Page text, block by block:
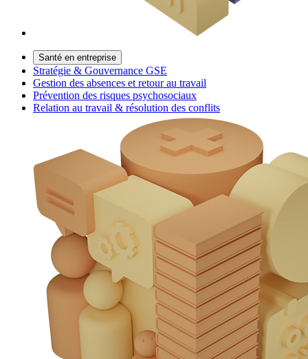
Santé en entreprise
Stratégie & Gouvernance GSE
Gestion des absences et retour au travail
Prévention des risques psychosociaux
Relation au travail & résolution des conflits